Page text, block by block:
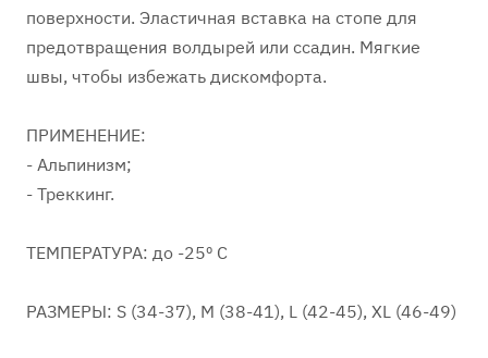
поверхности. Эластичная вставка на стопе для
предотвращения волдырей или ссадин. Мягкие
швы, чтобы избежать дискомфорта.
ПРИМЕНЕНИЕ:
- Альпинизм;
- Треккинг.
ТЕМПЕРАТУРА: до -25º C
РАЗМЕРЫ: S (34-37), M (38-41), L (42-45), XL (46-49)